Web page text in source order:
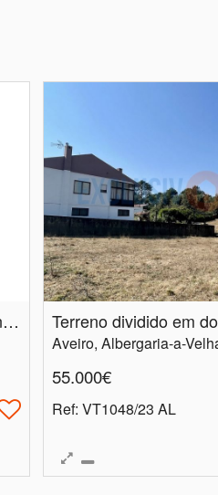
Terreno excelente para construção na Branca
55.000€
Ref: VT1048/23 AL